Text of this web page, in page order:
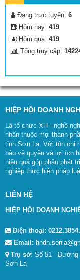
Đang trực tuyến: 6
Hôm nay: 419
Hôm qua: 419
Tổng truy cập:
HIỆP HỘI DOANH
Là tổ chức XH - nghề
nhân thuộc mọi thành
tỉnh Sơn La. Với tôn chỉ
bảo vệ quyền và lợi ích
hiệu quả góp phần phát
nghiệp thực hiện pháp
LIÊN HỆ
HIỆP HỘI DOANH
Điện thoại:
Email:
Trụ sở: Số 51 - Đường
Sơn La